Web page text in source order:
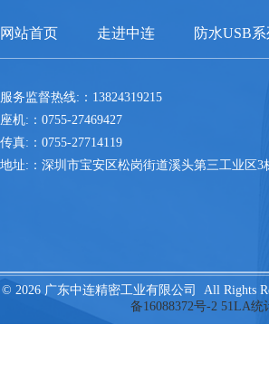
网站首页 走进中连 防水USB系
服务监督热线:：13824319215
座机:：0755-27469427
传真:：0755-27714119
地址:：深圳市宝安区松岗街道溪头第三工业区3
© 2026 广东中连精密工业有限公司 All Rights
备16088372号-2 51LA统